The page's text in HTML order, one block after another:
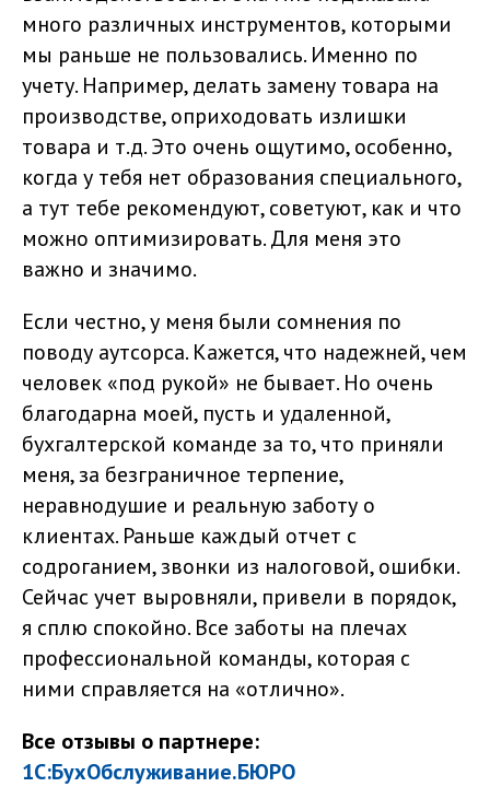
много различных инструментов, которыми
мы раньше не пользовались. Именно по
учету. Например, делать замену товара на
производстве, оприходовать излишки
товара и т.д. Это очень ощутимо, особенно,
когда у тебя нет образования специального,
а тут тебе рекомендуют, советуют, как и что
можно оптимизировать. Для меня это
важно и значимо.
Если честно, у меня были сомнения по
поводу аутсорса. Кажется, что надежней, чем
человек «под рукой» не бывает. Но очень
благодарна моей, пусть и удаленной,
бухгалтерской команде за то, что приняли
меня, за безграничное терпение,
неравнодушие и реальную заботу о
клиентах. Раньше каждый отчет с
содроганием, звонки из налоговой, ошибки.
Сейчас учет выровняли, привели в порядок,
я сплю спокойно. Все заботы на плечах
профессиональной команды, которая с
ними справляется на «отлично».
Все отзывы о партнере:
1С:БухОбслуживание.БЮРО